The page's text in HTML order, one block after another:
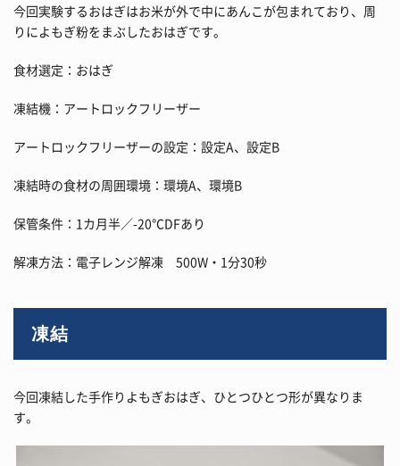
今回実験するおはぎはお米が外で中にあんこが包まれており、周
りによもぎ粉をまぶしたおはぎです。
食材選定：おはぎ
凍結機：アートロックフリーザー
アートロックフリーザーの設定：設定A、設定B
凍結時の食材の周囲環境：環境A、環境B
保管条件：1カ月半／-20℃DFあり
解凍方法：電子レンジ解凍 500W・1分30秒
凍結
今回凍結した手作りよもぎおはぎ、ひとつひとつ形が異なりま
す。